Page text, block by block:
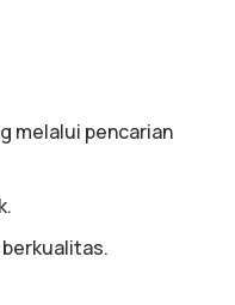
melalui pencarian